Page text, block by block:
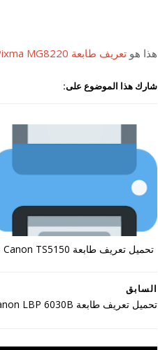
هذا هو تعريف طابعة Canon Pixma MG8220
شارك هذا الموضوع على:
تحميل تعريف طابعة Canon TS5150
السابق
تحميل تعريف طابعة Canon LBP 6030B